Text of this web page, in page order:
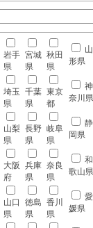
岩手
県
宮城
県
秋田
県
山
形県
埼玉
県
千葉
県
東京
都
神
奈川県
山梨
県
長野
県
岐阜
県
静
岡県
大阪
府
兵庫
県
奈良
県
和
歌山県
山口
県
徳島
県
香川
県
愛
媛県